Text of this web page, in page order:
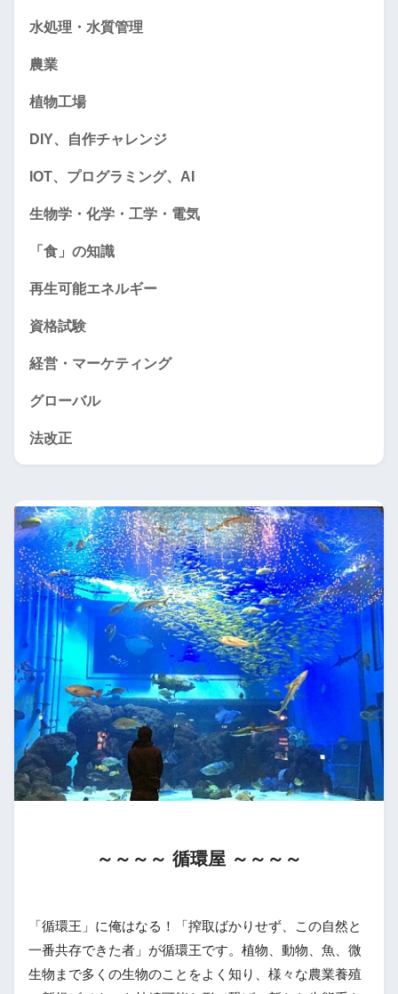
水処理・水質管理
農業
植物工場
DIY、自作チャレンジ
IOT、プログラミング、AI
生物学・化学・工学・電気
「食」の知識
再生可能エネルギー
資格試験
経営・マーケティング
グローバル
法改正
～～～～ 循環屋 ～～～～
「循環王」に俺はなる！「搾取ばかりせず、この自然と
一番共存できた者」が循環王です。植物、動物、魚、微
生物まで多くの生物のことをよく知り、様々な農業養殖